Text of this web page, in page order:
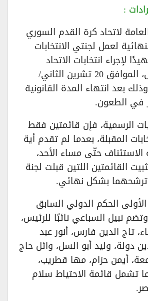
:
لاتحاد كرة القدم السوري
لعمل لجنتي الانتخابات
لإجراء انتخابات الاتحاد
المقررة الخميس، الموافق 20 تشرين الثاني/
بعد انتهاء المدة القانونية
في الطعون.
الرسمية، فإن قائمتين فقط
المقبلة، بعدما لم تقدم أية
حتّى مساء الأحد،
القائمتين اللتين قبلت لجنة
ترشحهما بشكل نهائي.
الحكم الدولي السابق
نبيل السباعي نائبًا للرئيس،
تاج الدين فارس، أنور عبد
دولة، وليد أبو السل، وائل حاج
أيمن حزام، مها قطريب،
تشمل قائمة الاحتياط سلام